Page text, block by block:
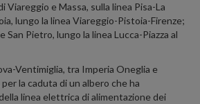
Viareggio e Massa, sulla linea Pisa-La
lungo la linea Viareggio-Pistoia-Firenze;
San Pietro, lungo la linea Lucca-Piazza al
Ventimiglia, tra Imperia Oneglia e
la caduta di un albero che ha
linea elettrica di alimentazione dei